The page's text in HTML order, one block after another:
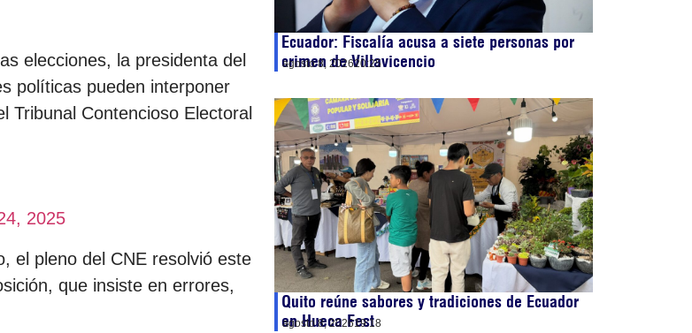
elecciones, la presidenta del
políticas pueden interponer
Tribunal Contencioso Electoral
2025
el pleno del CNE resolvió este
que insiste en errores,
Ecuador: Fiscalía acusa a siete personas por
crimen de Villavicencio
agosto 8, 202620:25
Quito reúne sabores y tradiciones de Ecuador
en Hueca Fest
agosto 8, 202619:18